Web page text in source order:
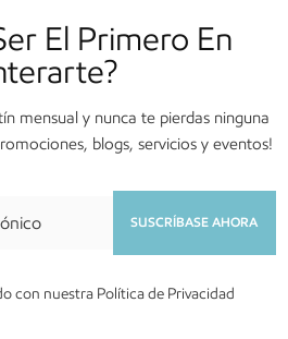
El Primero En
mensual y nunca te pierdas ninguna
blogs, servicios y eventos!
SUSCRÍBASE AHORA
con nuestra Política de Privacidad